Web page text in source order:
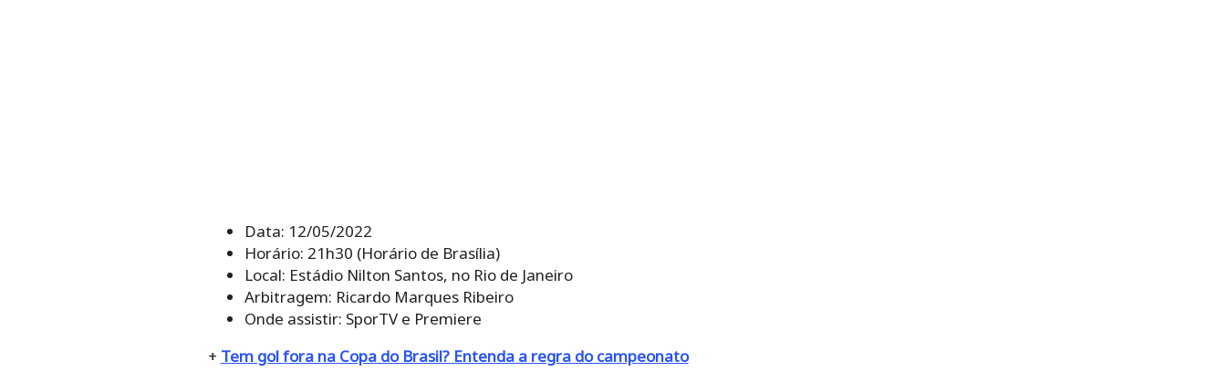
Data: 12/05/2022
Horário: 21h30 (Horário de Brasília)
Local: Estádio Nilton Santos, no Rio de Janeiro
Arbitragem: Ricardo Marques Ribeiro
Onde assistir: SporTV e Premiere
+ Tem gol fora na Copa do Brasil? Entenda a regra do campeonato